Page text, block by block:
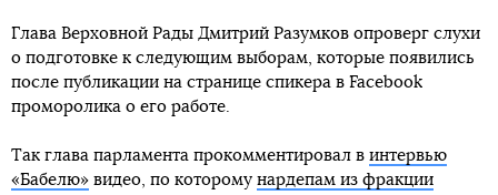
Глава Верховной Рады Дмитрий Разумков опроверг слухи
о подготовке к следующим выборам, которые появились
после публикации на странице спикера в Facebook
проморолика о его работе.
Так глава парламента прокомментировал в интервью
«Бабелю» видео, по которому нардепам из фракции